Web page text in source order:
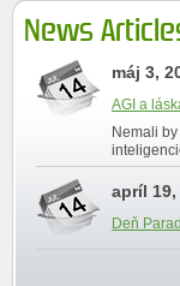
News
máj 3,
AGI a
Nemali
apríl 19,
Deň